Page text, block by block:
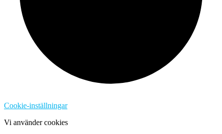
Cookie-inställningar
Vi använder cookies